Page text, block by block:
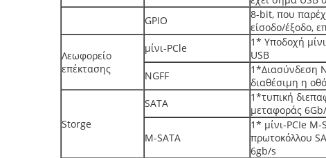
GPIO
8-bit, που
είσοδο/έξοδο,
Λεωφορείο
επέκτασης
μίνι-PCle
1* Υποδοχή
USB
NGFF
1*Διασύνδεση
διαθέσιμη η
Storge
SATA
1*τυπική
μεταφοράς
M-SATA
1* μίνι-PCIe
πρωτοκόλλου
6gb/s